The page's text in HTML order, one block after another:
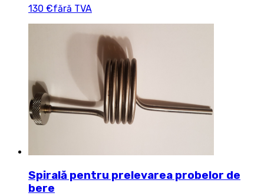
130 €fără TVA
Spirală pentru prelevarea probelor de
bere